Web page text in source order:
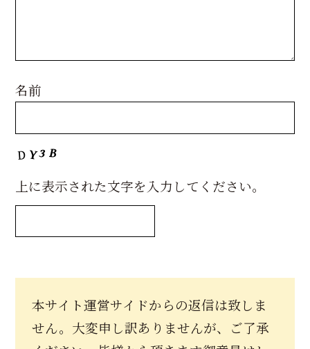
名前
上に表示された文字を入力してください。
本サイト運営サイドからの返信は致しま
せん。大変申し訳ありませんが、ご了承